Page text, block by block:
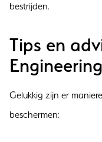
bestrijden.
Tips en
Gelukkig zijn er
beschermen: